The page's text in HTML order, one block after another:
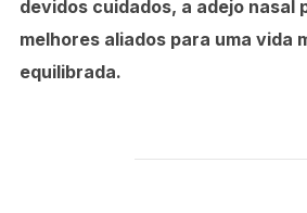
devidos cuidados, a adejo nasal
melhores aliados para uma vida
equilibrada.